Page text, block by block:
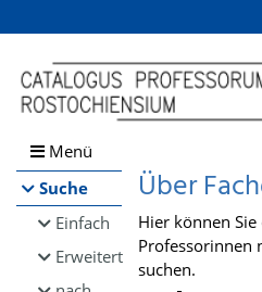
Browsen
direkt zum Inhalt
Menü
Suche
Einfach
Erweitert
Über
Hier können
Professorinnen
suchen.